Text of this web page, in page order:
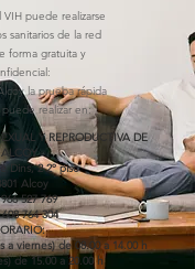
puede realizarse
sanitarios de la red
forma gratuita y
la prueba rápida
realizar en:
Y REPRODUCTIVA DE
ALCOY
Dins, 2 2º piso
Alcoy
527 769
764 304
a viernes) de 08.00 a 14.00 h
de 15.00 a 20.00 h